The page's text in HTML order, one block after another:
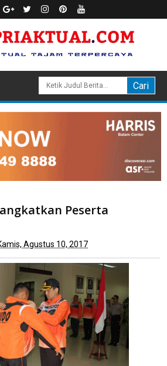
Peserta Kontingen
Peserta
Agustus 10, 2017